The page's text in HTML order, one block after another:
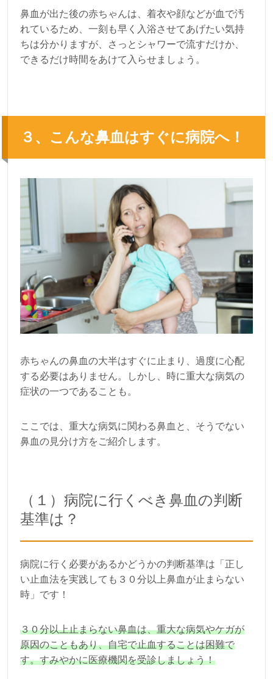
鼻血が出た後の赤ちゃんは、着衣や顔などが血で汚
れているため、一刻も早く入浴させてあげたい気持
ちは分かりますが、さっとシャワーで流すだけか、
できるだけ時間をあけて入らせましょう。
３、こんな鼻血はすぐに病院へ！
赤ちゃんの鼻血の大半はすぐに止まり、過度に心配
する必要はありません。しかし、時に重大な病気の
症状の一つであることも。
ここでは、重大な病気に関わる鼻血と、そうでない
鼻血の見分け方をご紹介します。
（１）病院に行くべき鼻血の判断
基準は？
病院に行く必要があるかどうかの判断基準は「正し
い止血法を実践しても３０分以上鼻血が止まらない
時」です！
３０分以上止まらない鼻血は、重大な病気やケガが
原因のこともあり、自宅で止血することは困難で
す。すみやかに医療機関を受診しましょう！